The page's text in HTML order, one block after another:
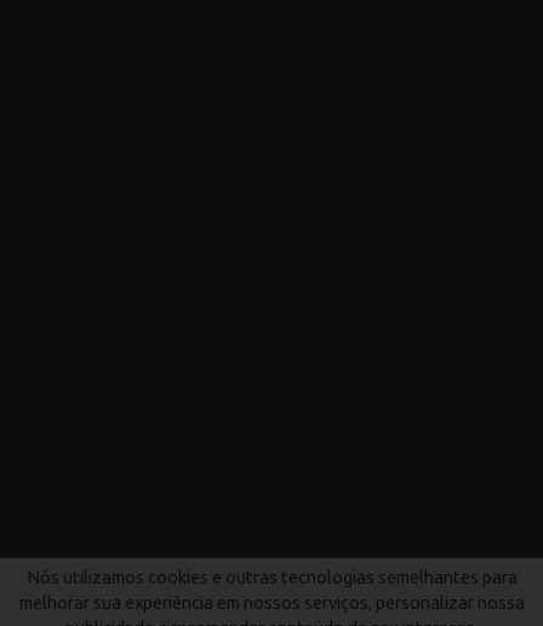
Nós utilizamos cookies e outras tecnologias semelhantes para
melhorar sua experiência em nossos serviços, personalizar nossa